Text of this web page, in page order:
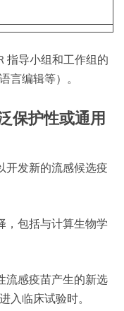
指导小组和工作组的
言编辑等）。
保护性或通用
开发新的流感候选疫
，包括与计算生物学
流感疫苗产生的新选
入临床试验时。